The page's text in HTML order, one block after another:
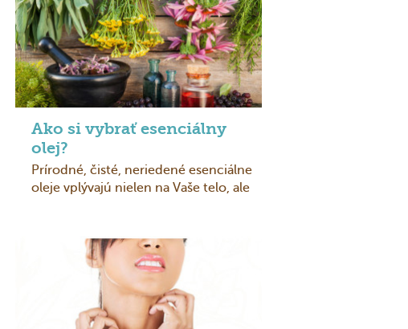
Ako si vybrať esenciálny
olej?
Prírodné, čisté, neriedené esenciálne
oleje vplývajú nielen na Vaše telo, ale